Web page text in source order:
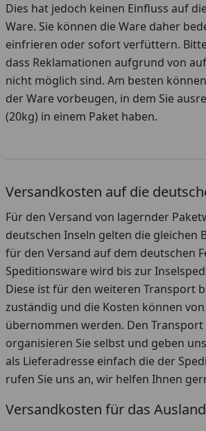
Dies hat jedoch keinen Einfluss auf
Ware. Sie können die Ware daher
einfrieren oder sofort verfüttern.
dass Reklamationen aufgrund von
nicht möglich sind. Am besten
der Ware vorbeugen, in dem Sie
(20kg) in einem Paket haben.
Versandkosten auf die
Für den Versand von lagernder
deutschen Inseln gelten die gleichen
für den Versand auf dem deutschen
Speditionsware wird bis zur
Diese ist für den weiteren Transport
zuständig und die Kosten können
übernommen werden. Den
organisieren Sie selbst und geben
als Lieferadresse einfach die der
rufen Sie uns an, wir helfen Ihnen
Versandkosten für das Ausland